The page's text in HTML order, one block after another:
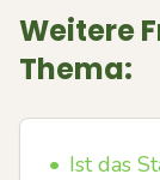
Weitere
Thema:
• Ist das